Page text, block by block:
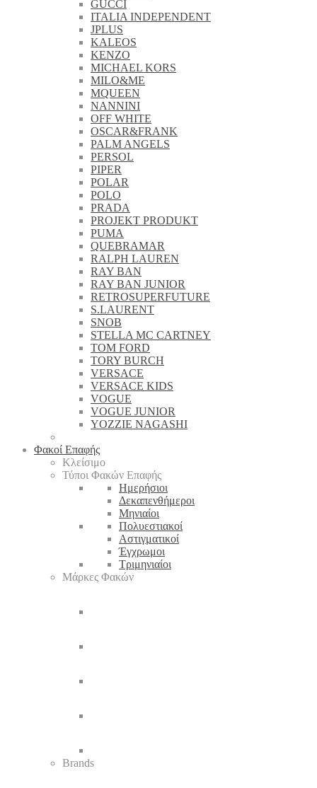
GUCCI
ITALIA INDEPENDENT
JPLUS
KALEOS
KENZO
MICHAEL KORS
MILO&ME
MQUEEN
NANNINI
OFF WHITE
OSCAR&FRANK
PALM ANGELS
PERSOL
PIPER
POLAR
POLO
PRADA
PROJEKT PRODUKT
PUMA
QUEBRAMAR
RALPH LAUREN
RAY BAN
RAY BAN JUNIOR
RETROSUPERFUTURE
S.LAURENT
SNOB
STELLA MC CARTNEY
TOM FORD
TORY BURCH
VERSACE
VERSACE KIDS
VOGUE
VOGUE JUNIOR
YOZZIE NAGASHI
Φακοί Επαφής
Κλείσιμο
Τύποι Φακών Επαφής
Ημερήσιοι
Δεκαπενθήμεροι
Μηνιαίοι
Πολυεστιακοί
Αστιγματικοί
Έγχρωμοι
Τριμηνιαίοι
Μάρκες Φακών
Brands